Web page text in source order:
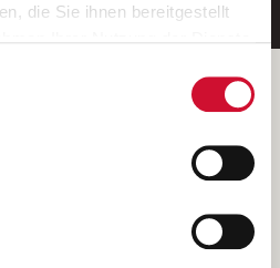
die Sie ihnen bereitgestellt
klicken, so stimmen
Cookies zu. Sie können
jederzeit widerrufen,
aufrufen und diese
AWO Bezirksverbandes Unterfranken